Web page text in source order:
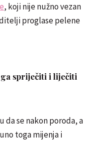
, koji nije nužno vezan
proglase pelene
spriječiti i liječiti
da se nakon poroda, a
toga mijenja i